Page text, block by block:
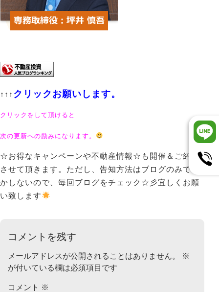
↑↑↑ クリックお願いします。
クリックをして頂けると
次の更新への励みになります。
☆お得なキャンペーンや不動産情報☆も開催＆ご紹介
させて頂きます。ただし、告知方法はブログのみでし
かしないので、毎回ブログをチェック☆彡宜しくお願
い致します
コメントを残す
メールアドレスが公開されることはありません。
※
が付いている欄は必須項目です
コメント ※